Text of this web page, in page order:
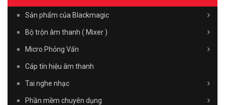
Sản phẩm của Blackmagic
Bộ trộn âm thanh ( Mixer )
Micro Phỏng Vấn
Cáp tín hiệu âm thanh
Tai nghe nhạc
Phần mềm chuyên dụng